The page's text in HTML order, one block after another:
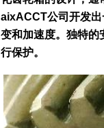
aixACCT公司开发出
变和加速度。独特的
行保护。